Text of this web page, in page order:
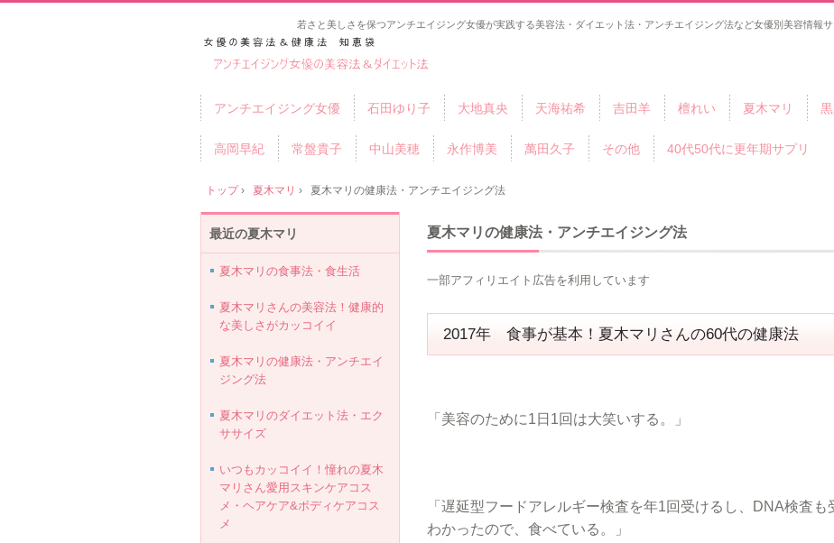
若さと美しさを保つアンチエイジング女優が実践する美容法・ダイエット法・アンチエイジング法など女優別美容情
アンチエイジング女優 石田ゆり子 大地真央 天海祐希 吉田羊 檀れい 夏木マリ
高岡早紀 常盤貴子 中山美穂 永作博美 萬田久子 その他 40代50代に更年期サプリ
トップ› 夏木マリ › 夏木マリの健康法・アンチエイジング法
夏木マリの健康法・アンチエイジング法
一部アフィリエイト広告を利用しています
2017年 食事が基本！夏木マリさんの60代の健康法
「美容のために1日1回は大笑いする。」
「遅延型フードアレルギー検査を年1回受けるし、DNA検査
わかったので、食べている。」
最近の夏木マリ
夏木マリの食事法・食生活
夏木マリさんの美容法！健康的
な美しさがカッコイイ
夏木マリの健康法・アンチエイ
ジング法
夏木マリのダイエット法・エク
ササイズ
いつもカッコイイ！憧れの夏木
マリさん愛用スキンケアコス
メ・ヘアケア&ボディケアコス
メ